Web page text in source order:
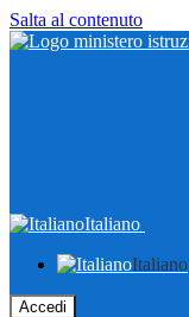
Salta al contenuto
Italiano
Italiano
Accedi